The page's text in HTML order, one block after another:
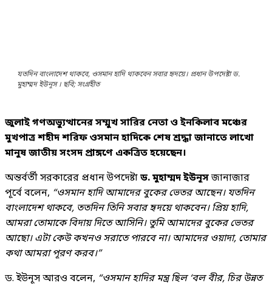
যতদিন বাংলাদেশ থাকবে, ওসমান হাদি থাকবেন সবার হৃদয়ে। প্রধান উপদেষ্টা ড.
মুহাম্মদ ইউনূস । ছবি; সংগ্রহীত
জুলাই গণঅভ্যুত্থানের সম্মুখ সারির নেতা ও ইনকিলাব মঞ্চের
মুখপাত্র শহীদ শরিফ ওসমান হাদিকে শেষ শ্রদ্ধা জানাতে লাখো
মানুষ জাতীয় সংসদ প্রাঙ্গণে একত্রিত হয়েছেন।
অন্তর্বর্তী সরকারের প্রধান উপদেষ্টাড. মুহাম্মদ ইউনূসজানাজার
পূর্বে বলেন, “ওসমান হাদি আমাদের বুকের ভেতর আছেন। যতদিন
বাংলাদেশ থাকবে, ততদিন তিনি সবার হৃদয়ে থাকবেন। প্রিয় হাদি,
আমরা তোমাকে বিদায় দিতে আসিনি। তুমি আমাদের বুকের ভেতর
আছো। এটা কেউ কখনও সরাতে পারবে না। আমাদের ওয়াদা, তোমার
কথা আমরা পূরণ করব।”
ড. ইউনূস আরও বলেন, “ওসমান হাদির মন্ত্র ছিল ‘বল বীর, চির উন্নত